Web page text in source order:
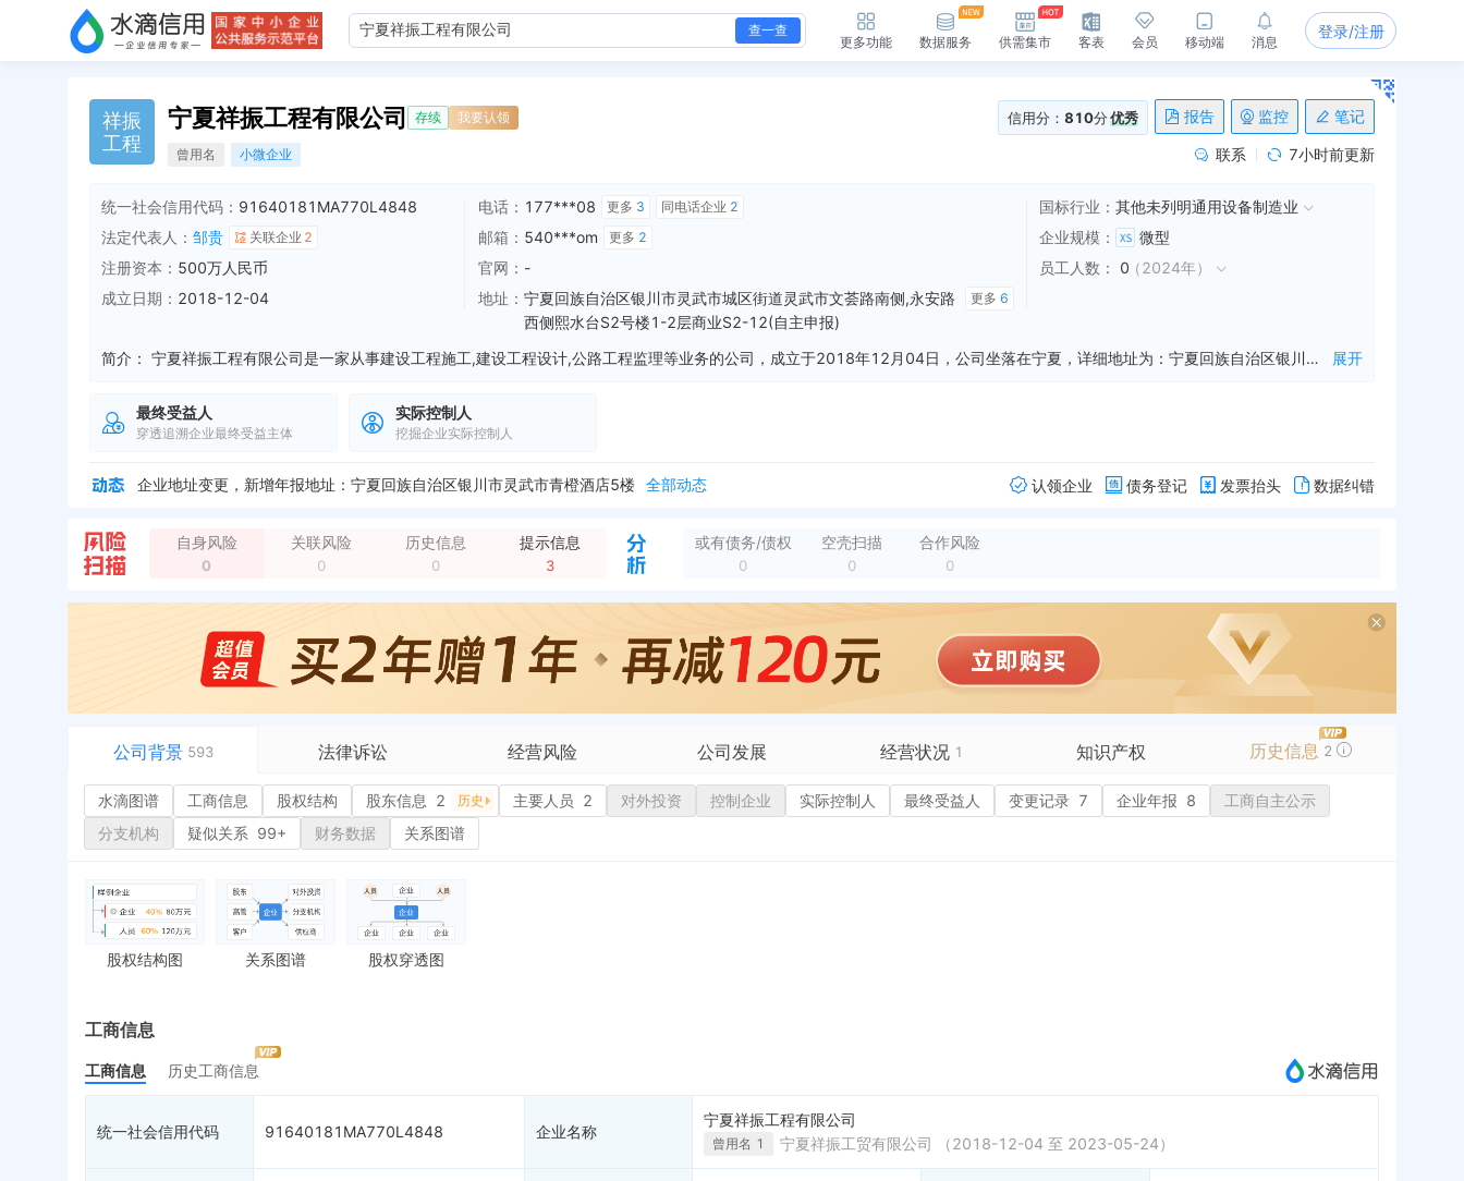
查一查
更多功能 数据服务 供需集市 客表 会员 移动端 消息
登录/注册
祥振
工程
宁夏祥振工程有限公司 存续 我要认领 信用分： 810分优秀 报告 监控 笔记
曾用名 小微企业 联系 7小时前更新
统一社会信用代码： 91640181MA770L4848
法定代表人： 邹贵 关联企业 2
注册资本： 500万人民币
成立日期： 2018-12-04
电话： 177***08 更多 3 同电话企业 2
邮箱： 540***om 更多 2
官网： -
地址： 宁夏回族自治区银川市灵武市城区街道灵武市文荟路南侧,永安路
西侧熙水台S2号楼1-2层商业S2-12(自主申报)
更多 6
国标行业： 其他未列明通用设备制造业
企业规模 ：
微型
员工人数 ： 0（2024年）
简介： 宁夏祥振工程有限公司是一家从事建设工程施工,建设工程设计,公路工程监理等业务的公司，成立于2018年12月04日，公司坐落在宁夏，详细地址为：宁夏回族自治区银川市灵武市城区街道灵武市文荟路南侧，永安路西侧熙水台S2号楼1-2层商业S2-12（自主申报）;经国家企业信用信息公示系统查询得知，宁夏祥振工程有限公司的信用代码/税号为91640181MA770L4848，法人是邹贵，注册资本为500.000000万人民币，企业的经营范围为:许可项目：建设工程施工；建设工程设计；公路工程监理。（依法须经批准的项目，经相关部门批准后方可开展经营活动，具体经营项目以相关部门批准文件或许可证件为准）一般项目：门窗制造加工；门窗销售；金属门窗工程施工；建筑工程用机械销售；建筑工程机械与设备租赁；园林绿化工程施工；建筑材料销售；轻质建筑材料销售；五金产品批发；五金产品零售；电线、电缆经营；电力设施器材销售；劳动保护用品销售；办公设备耗材销售；保温材料销售；消防器材销售；建筑防水卷材产品销售；软木制品销售；日用木制品销售；电气设备销售；机械电气设备销售；市政设施管理；土石方工程施工；工程管理服务；环保咨询服务；非金属矿及制品销售；建筑装饰材料销售；涂料销售（不含危险化学品）；化工产品销售（不含许可类化工产品）；日用品批发；日用品销售；日用百货销售。（除依法须经批准的项目外，凭营业执照依法自主开展经营活动） 展开
最终受益人
穿透追溯企业最终受益主体
实际控制人
挖掘企业实际控制人
企业地址变更，新增年报地址：宁夏灵武市 全部动态
企业名称变更，变更前：宁夏祥振工贸有限公司 变更后：宁夏祥振工程有限公司
企业地址变更，新增年报地址：宁夏回族自治区银川市灵武市青橙酒店5楼
全部动态
企业地址变更，新增年报地址：宁夏灵武市崇兴镇台子村六队
全部动态
全部动态
认领企业 债务登记 发票抬头 数据纠错
自身风险
0
关联风险
0
历史信息
0
提示信息
3
或有债务/债权
0
空壳扫描
0
合作风险
0
公司背景 593 法律诉讼 经营风险 公司发展 经营状况 1 知识产权 历史信息 2
水滴图谱
工商信息
股东信息
历史
主要人员 2
对外投资
控制企业
最终受益人
企业年报
分支机构
司法案件
立案信息
法院公告
裁判文书
送达公告
被执行人
终本案件
司法协助
破产重整
或有债务债权
清算信息
融资历史
招投标
信用评价
进出口信用
债券信息
商标信息
成为vip查看
水滴图谱 工商信息 股权结构 股东信息 2 历史 主要人员 2 对外投资 控制企业 实际控制人 最终受益人 变更记录 7 企业年报 8
工商自主公示
分支机构
疑似关系 99+ 财务数据 关系图谱
股权结构图 关系图谱 股权穿透图
工商信息
工商信息 历史工商信息
统一社会信用代码 91640181MA770L4848 企业名称
宁夏祥振工程有限公司
曾用名 1 宁夏祥振工贸有限公司 （2018-12-04 至 2023-05-24）